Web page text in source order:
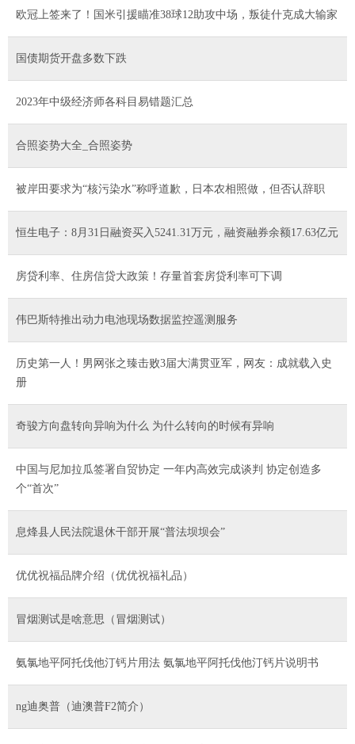
欧冠上签来了！国米引援瞄准38球12助攻中场，叛徒什克成大输家
国债期货开盘多数下跌
2023年中级经济师各科目易错题汇总
合照姿势大全_合照姿势
被岸田要求为“核污染水”称呼道歉，日本农相照做，但否认辞职
恒生电子：8月31日融资买入5241.31万元，融资融券余额17.63亿元
房贷利率、住房信贷大政策！存量首套房贷利率可下调
伟巴斯特推出动力电池现场数据监控遥测服务
历史第一人！男网张之臻击败3届大满贯亚军，网友：成就载入史
册
奇骏方向盘转向异响为什么 为什么转向的时候有异响
中国与尼加拉瓜签署自贸协定 一年内高效完成谈判 协定创造多
个“首次”
息烽县人民法院退休干部开展“普法坝坝会”
优优祝福品牌介绍（优优祝福礼品）
冒烟测试是啥意思（冒烟测试）
氨氯地平阿托伐他汀钙片用法 氨氯地平阿托伐他汀钙片说明书
ng迪奥普（迪澳普F2简介）